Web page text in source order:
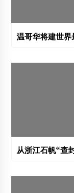
温哥华将建世
从浙江石帆“查